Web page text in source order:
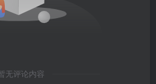
无评论内容